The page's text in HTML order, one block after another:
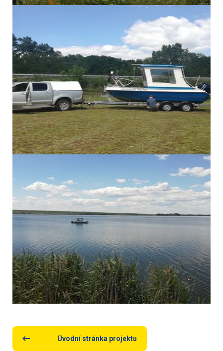
Úvodní stránka projektu